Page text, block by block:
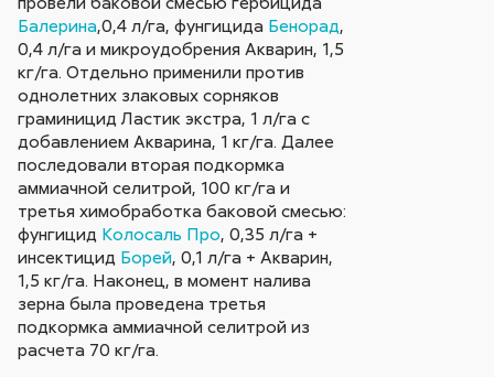
Балерина,0,4 л/га, фунгицида Бенорад,
0,4 л/га и микроудобрения Акварин, 1,5
кг/га. Отдельно применили против
однолетних злаковых сорняков
граминицид Ластик экстра, 1 л/га с
добавлением Акварина, 1 кг/га. Далее
последовали вторая подкормка
аммиачной селитрой, 100 кг/га и
третья химобработка баковой смесью:
фунгицид Колосаль Про, 0,35 л/га +
инсектицид Борей, 0,1 л/га + Акварин,
1,5 кг/га. Наконец, в момент налива
зерна была проведена третья
подкормка аммиачной селитрой из
расчета 70 кг/га.